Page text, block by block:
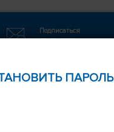
Подписаться
на рассылку
ПАРОЛЬ